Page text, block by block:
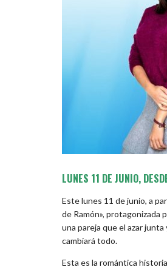
LUNES 11 DE JUNIO,
Este lunes 11 de junio, a
de Ramón», protagonizada
una pareja que el azar
cambiará todo.
Esta es la romántica